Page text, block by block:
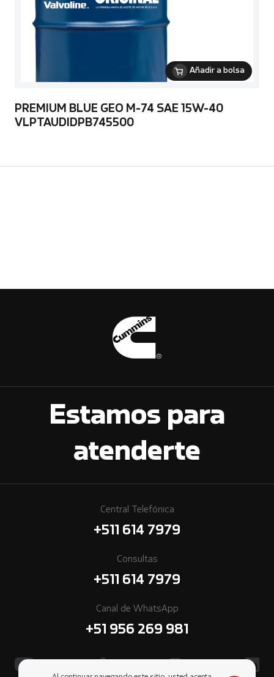
Añadir a bolsa
PREMIUM BLUE GEO M-74 SAE 15W-40
VLPTAUDIDPB745500
Estamos para
atenderte
Central Telefónica
+511 614 7979
Consultas
+511 614 7979
Canal de WhatsApp
+51 956 269 981